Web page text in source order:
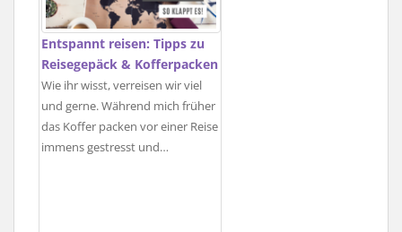
Entspannt reisen: Tipps zu
Reisegepäck & Kofferpacken
Wie ihr wisst, verreisen wir viel
und gerne. Während mich früher
das Koffer packen vor einer Reise
immens gestresst und…